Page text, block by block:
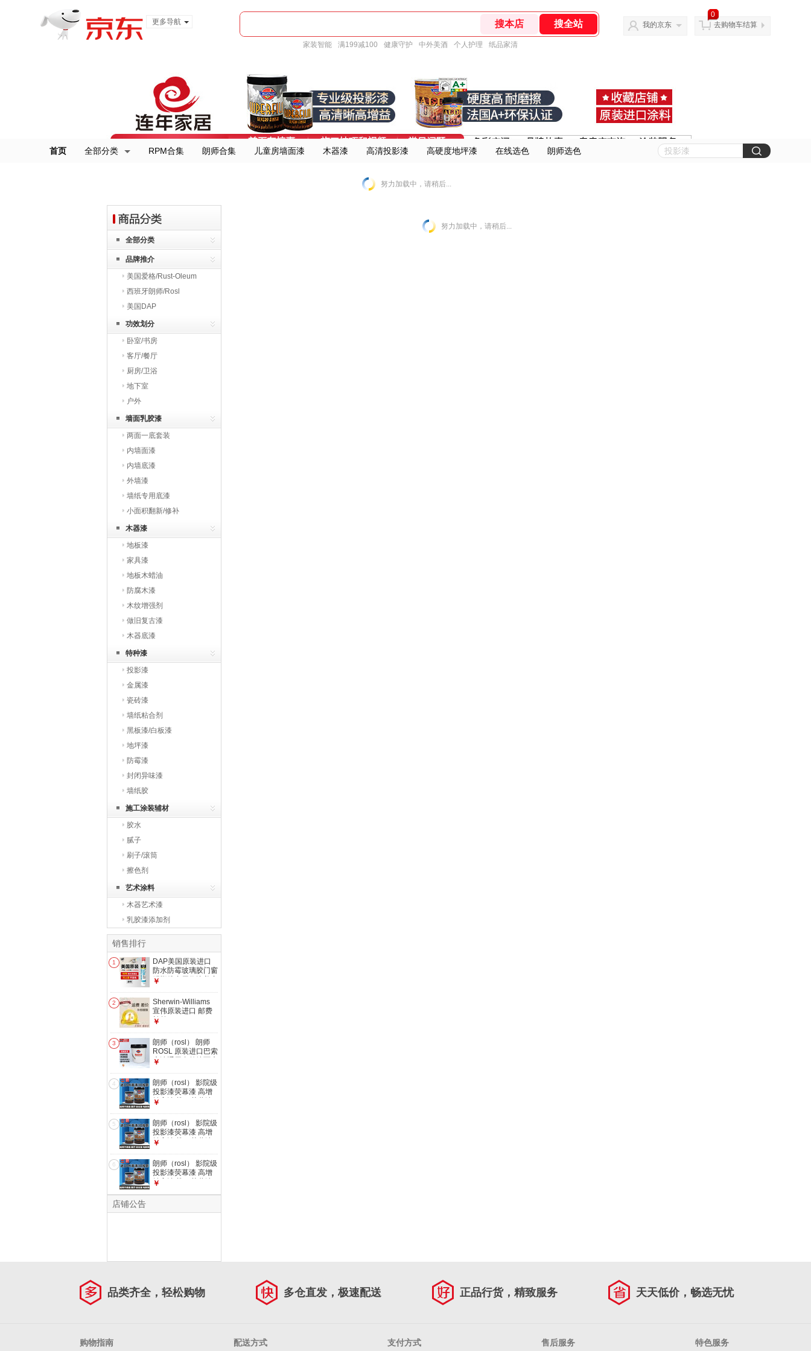
更多导航
家装智能 满199减100 健康守护 中外美酒 个人护理 纸品家清
我的京东
0
去购物车结算
首页 全部分类 RPM合集 朗师合集 儿童房墙面漆 木器漆 高清投影漆 高硬度地坪漆 在线选色 朗师选色
努力加载中，请稍后...
全部分类
品牌推介
美国爱格/Rust-Oleum
西班牙朗师/Rosl
美国DAP
功效划分
卧室/书房
客厅/餐厅
厨房/卫浴
地下室
户外
墙面乳胶漆
两面一底套装
内墙面漆
内墙底漆
外墙漆
墙纸专用底漆
小面积翻新/修补
木器漆
地板漆
家具漆
地板木蜡油
防腐木漆
木纹增强剂
做旧复古漆
木器底漆
特种漆
投影漆
金属漆
瓷砖漆
墙纸粘合剂
黑板漆/白板漆
地坪漆
防霉漆
封闭异味漆
墙纸胶
施工涂装辅材
胶水
腻子
刷子/滚筒
擦色剂
艺术涂料
木器艺术漆
乳胶漆添加剂
销售排行
1
DAP美国原装进口
防水防霉玻璃胶门窗
踢脚线专用收边美容
色 300毫升
￥
2
Sherwin-Williams
宣伟原装进口 邮费
补差
￥
3
朗师（rosl） 朗师
ROSL 原装进口巴索
底漆通用内外墙面底
漆 白色(14L)
￥
4
朗师（rosl） 影院级
投影漆荧幕漆 高增
益高清晰4K荧幕漆
灰色套装(一底两面)
4L(20㎡左右)
￥
5
朗师（rosl） 影院级
投影漆荧幕漆 高增
益高清晰4K荧幕漆
灰色套装(一底两面)
750ml(3-4㎡左右)
￥
6
朗师（rosl） 影院级
投影漆荧幕漆 高增
益高清晰4K荧幕漆
￥
店铺公告
努力加载中，请稍后...
品类齐全，轻松购物 多仓直发，极速配送 正品行货，精致服务 天天低价，畅选无忧
购物指南 配送方式 支付方式 售后服务 特色服务